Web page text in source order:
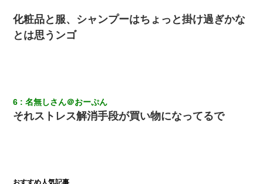
嫁の妹（26歳）がずっとウチに泊まりに来た結果→俺がヤバイｗ
ｗｗｗｗｗｗｗ
ナンパにほいほい付いていった私、地獄に落ちる
「リフォーム費用を負担しろ！」「金の管理は私達がする！」と
化粧品と服、シャンプーはちょっと掛け過ぎかな
とは思うンゴ
6 名無しさん＠おーぷん
それストレス解消手段が買い物になってるで